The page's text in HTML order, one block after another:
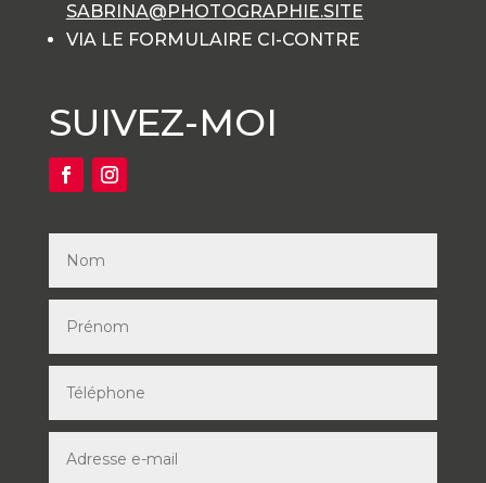
SABRINA@PHOTOGRAPHIE.SITE
VIA LE FORMULAIRE CI-CONTRE
SUIVEZ-MOI